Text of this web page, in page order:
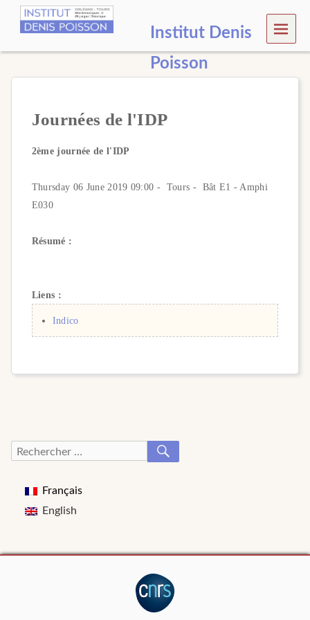
Institut Denis
Poisson
MEN
U
Journées de l'IDP
2ème journée de l'IDP
Thursday 06 June 2019 09:00 - Tours - Bât E1 - Amphi
E030
Résumé :
Liens :
Indico
Recherche
Français
English